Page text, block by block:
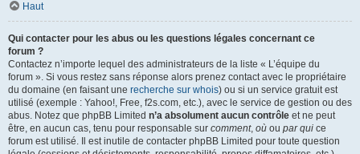
Haut
Qui contacter pour les abus ou les questions légales concernant ce
forum ?
Contactez n’importe lequel des administrateurs de la liste « L’équipe du
forum ». Si vous restez sans réponse alors prenez contact avec le propriétaire
du domaine (en faisant une recherche sur whois) ou si un service gratuit est
utilisé (exemple : Yahoo!, Free, f2s.com, etc.), avec le service de gestion ou des
abus. Notez que phpBB Limited n’a absolument aucun contrôle et ne peut
être, en aucun cas, tenu pour responsable sur comment, où ou par qui ce
forum est utilisé. Il est inutile de contacter phpBB Limited pour toute question